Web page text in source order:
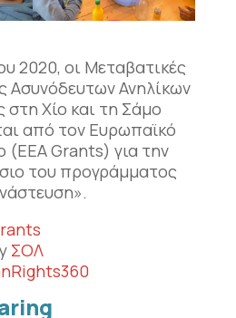
2020, οι Μεταβατικές
Ασυνόδευτων Ανηλίκων
Χίο και τη Σάμο
από τον Ευρωπαϊκό
(EEA Grants) για την
του προγράμματος
ΣΟΛ